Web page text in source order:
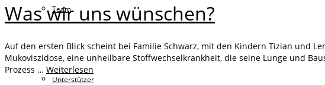
Team
Unterstützer
Was wir uns wünschen?
Auf den ersten Blick scheint bei Familie Schwarz, mit den Kindern Tizian und
Mukoviszidose, eine unheilbare Stoffwechselkrankheit, die seine Lunge und
Prozess … Weiterlesen